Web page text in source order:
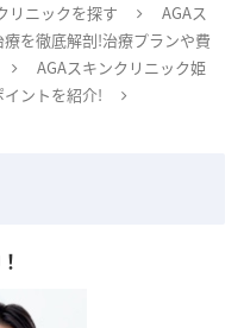
リニックを探す
AGAス
を徹底解剖!治療プランや費
AGAスキンクリニック姫
ントを紹介!